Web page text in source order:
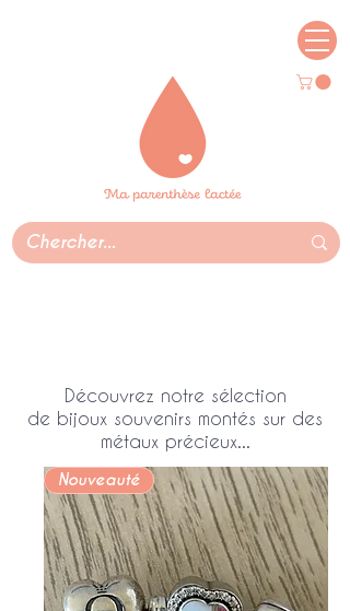
Découvrez notre sélection
de bijoux souvenirs montés sur des
métaux précieux...
Nouveauté